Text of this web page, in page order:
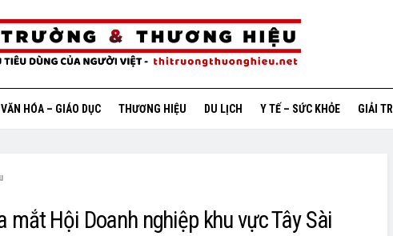
VĂN HÓA – GIÁO DỤC THƯƠNG HIỆU DU LỊCH Y TẾ – SỨC KHỎE GIẢI TRÍ
mắt Hội Doanh nghiệp khu vực Tây Sài